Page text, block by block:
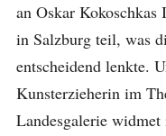
an Oskar Kokoschkas
in Salzburg teil, was
entscheidend lenkte.
Kunsterzieherin im
Landesgalerie